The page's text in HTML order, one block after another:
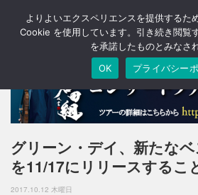
グリーン・デイ、新たな
を11/17にリリースするこ
2017.10.12 木曜日
よりよいエクスペリエンスを提供するた
Cookie を使用しています。引き続き閲覧
を承諾したものとみなさ
OK
プライバシー